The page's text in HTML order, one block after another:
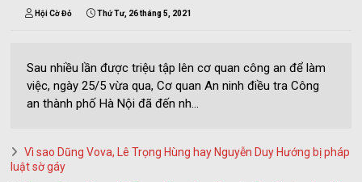
Hội Cờ Đỏ Thứ Tư, 26 tháng 5, 2021
Sau nhiều lần được triệu tập lên cơ quan công an để làm
việc, ngày 25/5 vừa qua, Cơ quan An ninh điều tra Công
an thành phố Hà Nội đã đến nh...
Vì sao Dũng Vova, Lê Trọng Hùng hay Nguyễn Duy Hướng bị pháp
luật sờ gáy